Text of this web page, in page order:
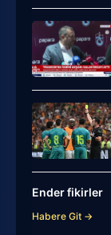
Ender fikirler
Habere Git →